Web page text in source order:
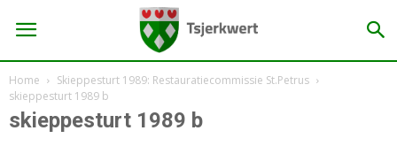
Home
Skieppesturt 1989: Restauratiecommissie St.Petrus
skieppesturt 1989 b
skieppesturt 1989 b